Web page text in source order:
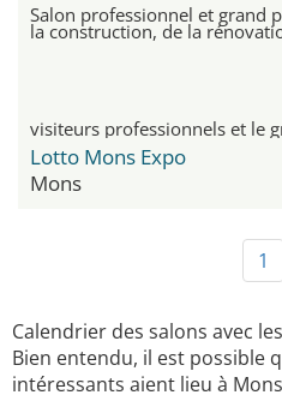
Salon professionnel et grand
la construction, de la
visiteurs professionnels et le
Lotto Mons Expo
Mons
1
Calendrier des salons avec
Bien entendu, il est possible
intéressants aient lieu à